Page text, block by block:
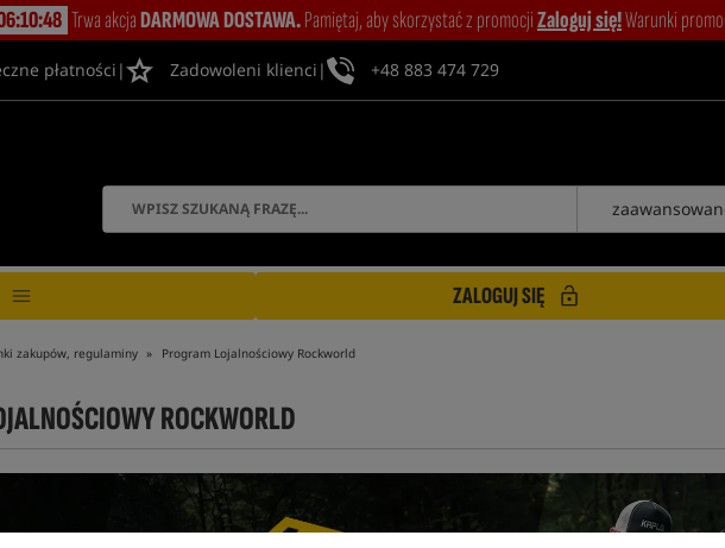
Trwa akcjaDARMOWA DOSTAWA.Pamiętaj, aby skorzystać z promocjiZaloguj się!Warunki
płatności | Zadowoleni klienci | +48 883 474 729
ZALOGUJ SIĘ
zakupów, regulaminy Program Lojalnościowy Rockworld
ROCKWORLD